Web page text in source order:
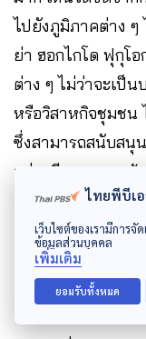
ไปยังภูมิภาคต่าง ๆ
ย่า ฮอกไกโด ฟุกุโ
ต่าง ๆ ไม่ว่าจะเป็
หรือวิสาหกิจชุมชน
ซึ่งสามารถสนับสนุ
อย่างมีระบบและเข้
มองไทย “
กระจายอำ
ไทยพีบีเ
เว็บไซต์ของเรามีการ
ข้อมูลส่วนบุคคล
เพิ่มเติม
ยอมรับทั้งหมด